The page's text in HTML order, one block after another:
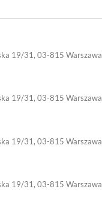
19/31, 03-815 Warszawa
19/31, 03-815 Warszawa
19/31, 03-815 Warszawa
19/31, 03-815 Warszawa